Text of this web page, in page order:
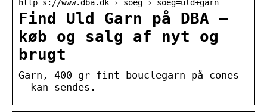
http s://www.dba.dk › soeg › soeg=uld+garn
Find Uld Garn på DBA –
køb og salg af nyt og
brugt
Garn, 400 gr fint bouclegarn på cones
– kan sendes.